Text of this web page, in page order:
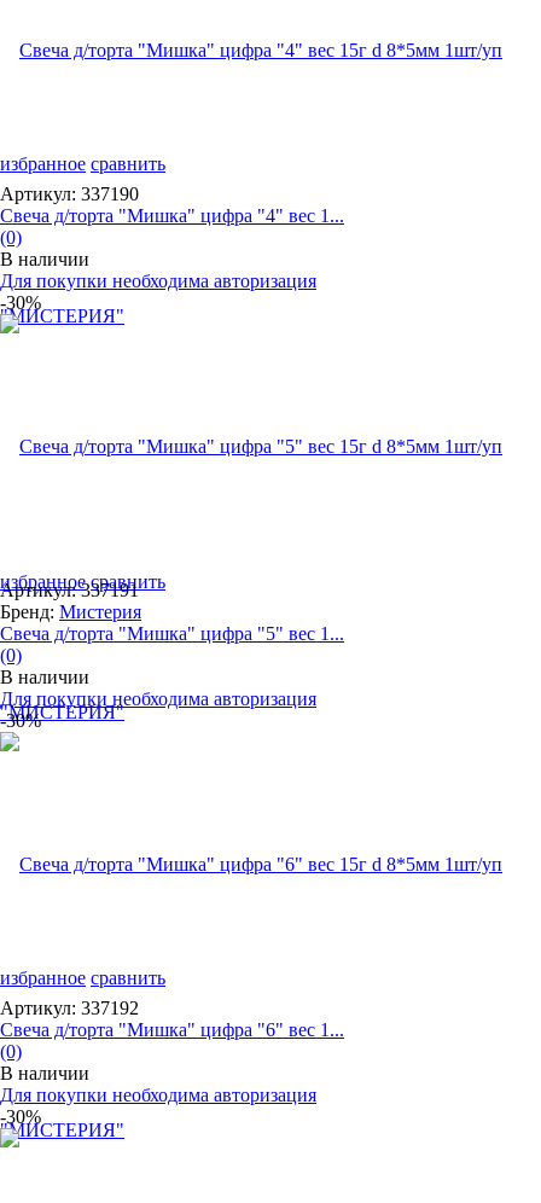
избранное сравнить
избранное сравнить
Артикул: 337190
Свеча д/торта "Мишка" цифра "4" вес 1...
(0)
В наличии
Для покупки необходима авторизация
-30%
избранное сравнить
Артикул: 337191
Бренд: Мистерия
Свеча д/торта "Мишка" цифра "5" вес 1...
(0)
В наличии
Для покупки необходима авторизация
-30%
Артикул: 337192
Свеча д/торта "Мишка" цифра "6" вес 1...
(0)
В наличии
Для покупки необходима авторизация
-30%